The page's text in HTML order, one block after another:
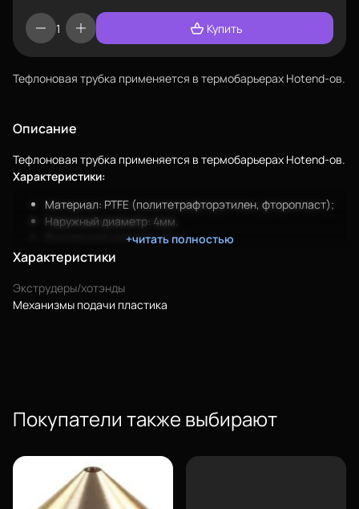
Купить
Тефлоновая трубка применяется в термобарьерах Hotend-ов.
Описание
Тефлоновая трубка применяется в термобарьерах Hotend-ов.
Характеристики:
Материал: PTFE (политетрафторэтилен, фторопласт);
Наружный диаметр: 4мм.
Внутренний диаметр: 2мм.
Рабочая температура: до 250°С
Цена указана за 1 погонный метр.
+читать полностью
Характеристики
Экструдеры/хотэнды
Механизмы подачи пластика
Покупатели также выбирают
Система скидок
Для крупных 3D-печатников